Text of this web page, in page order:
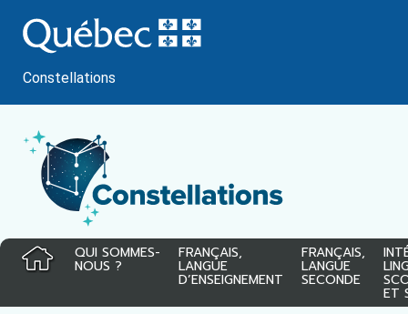
au
contenu
Constellations
QUI SOMMES-
NOUS ?
FRANÇAIS,
LANGUE
D’ENSEIGNEMENT
FRANÇAIS,
LANGUE
SECONDE
ET